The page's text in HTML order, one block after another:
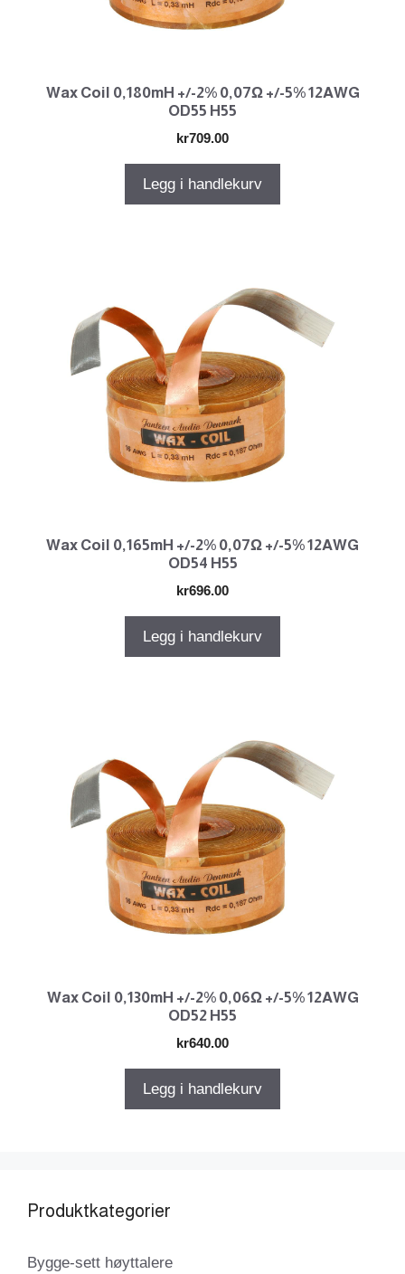
Wax Coil 0,180mH +/-2% 0,07Ω +/-5% 12AWG
OD55 H55
kr709.00
Legg i handlekurv
Wax Coil 0,165mH +/-2% 0,07Ω +/-5% 12AWG
OD54 H55
kr696.00
Legg i handlekurv
Wax Coil 0,130mH +/-2% 0,06Ω +/-5% 12AWG
OD52 H55
kr640.00
Legg i handlekurv
Produktkategorier
Bygge-sett høyttalere